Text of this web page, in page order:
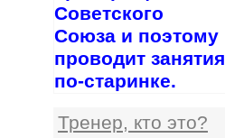
Советского
Союза и поэтому
проводит занятия
по-старинке.
Тренер, кто это?